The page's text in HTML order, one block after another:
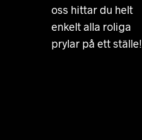
oss hittar du helt
enkelt alla roliga
prylar på ett ställe!